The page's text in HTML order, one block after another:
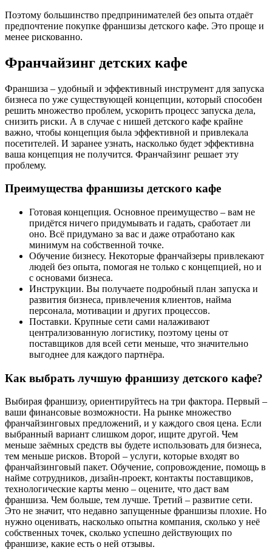
Поэтому большинство предпринимателей без опыта отдаёт
предпочтение покупке франшизы детского кафе. Это проще и
менее рискованно.
Франчайзинг детских кафе
Франшиза – удобный и эффективный инструмент для запуска
бизнеса по уже существующей концепции, который способен
решить множество проблем, ускорить процесс запуска дела,
снизить риски. А в случае с нишей детского кафе крайне
важно, чтобы концепция была эффективной и привлекала
посетителей. И заранее узнать, насколько будет эффективна
ваша концепция не получится. Франчайзинг решает эту
проблему.
Преимущества франшизы детского кафе
Готовая концепция. Основное преимущество – вам не
придётся ничего придумывать и гадать, сработает ли
оно. Всё придумано за вас и даже отработано как
минимум на собственной точке.
Обучение бизнесу. Некоторые франчайзеры привлекают
людей без опыта, помогая не только с концепцией, но и
с основами бизнеса.
Инструкции. Вы получаете подробный план запуска и
развития бизнеса, привлечения клиентов, найма
персонала, мотивации и других процессов.
Поставки. Крупные сети сами налаживают
централизованную логистику, поэтому цены от
поставщиков для всей сети меньше, что значительно
выгоднее для каждого партнёра.
Как выбрать лучшую франшизу детского кафе?
Выбирая франшизу, ориентируйтесь на три фактора. Первый –
ваши финансовые возможности. На рынке множество
франчайзинговых предложений, и у каждого своя цена. Если
выбранный вариант слишком дорог, ищите другой. Чем
меньше заёмных средств вы будете использовать для бизнеса,
тем меньше рисков. Второй – услуги, которые входят во
франчайзинговый пакет. Обучение, сопровождение, помощь в
найме сотрудников, дизайн-проект, контакты поставщиков,
технологические карты меню – оцените, что даст вам
франшиза. Чем больше, тем лучше. Третий – развитие сети.
Это не значит, что недавно запущенные франшизы плохие. Но
нужно оценивать, насколько опытна компания, сколько у неё
собственных точек, сколько успешно действующих по
франшизе, какие есть о ней отзывы.